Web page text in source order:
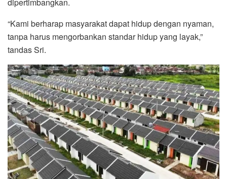
“Kami berharap masyarakat dapat hidup dengan nyaman,
tanpa harus mengorbankan standar hidup yang layak,”
tandas Sri.